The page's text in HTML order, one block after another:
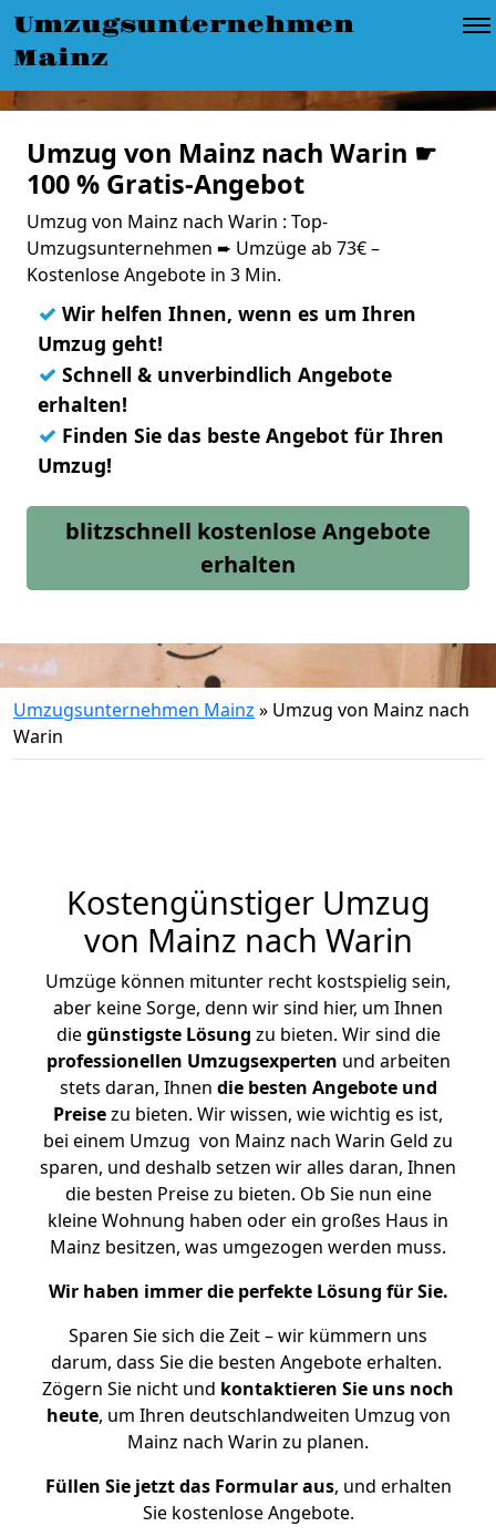
Umzugsunternehmen
Mainz
Umzug von Mainz nach Warin ☛
100 % Gratis-Angebot
Umzug von Mainz nach Warin : Top-
Umzugsunternehmen ➨ Umzüge ab 73€ –
Kostenlose Angebote in 3 Min.
✓ Wir helfen Ihnen, wenn es um Ihren
Umzug geht!
✓ Schnell & unverbindlich Angebote
erhalten!
✓ Finden Sie das beste Angebot für Ihren
Umzug!
blitzschnell kostenlose Angebote
erhalten
Umzugsunternehmen Mainz » Umzug von Mainz nach
Warin
Kostengünstiger Umzug
von Mainz nach Warin
Umzüge können mitunter recht kostspielig sein,
aber keine Sorge, denn wir sind hier, um Ihnen
diegünstigste Lösung zu bieten. Wir sind die
professionellen Umzugsexperten und arbeiten
stets daran, Ihnen die besten Angebote und
Preisezu bieten. Wir wissen, wie wichtig es ist,
bei einem Umzug von Mainz nach Warin Geld zu
sparen, und deshalb setzen wir alles daran, Ihnen
die besten Preise zu bieten. Ob Sie nun eine
kleine Wohnung haben oder ein großes Haus in
Mainz besitzen, was umgezogen werden muss.
Wir haben immer die perfekte Lösung für Sie.
Sparen Sie sich die Zeit – wir kümmern uns
darum, dass Sie die besten Angebote erhalten.
Zögern Sie nicht und kontaktieren Sie uns noch
heute, um Ihren deutschlandweiten Umzug von
Mainz nach Warin zu planen.
Füllen Sie jetzt das Formular aus, und erhalten
Sie kostenlose Angebote.